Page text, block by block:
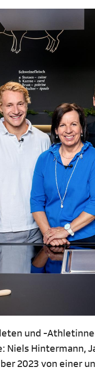
und -
Hintermann,
2023 von einer